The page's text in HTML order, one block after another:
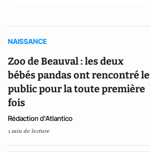
NAISSANCE
Zoo de Beauval : les deux
bébés pandas ont rencontré le
public pour la toute première
fois
Rédaction d'Atlantico
1 min de lecture